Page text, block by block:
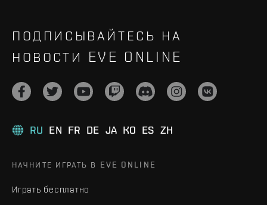
ПОДПИСЫВАЙТЕСЬ НА
НОВОСТИ EVE ONLINE
RU EN FR DE JA KO ES ZH
НАЧНИТЕ ИГРАТЬ В EVE ONLINE
Играть бесплатно